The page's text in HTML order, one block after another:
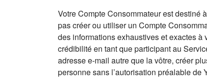
Votre Compte Consommateur est destiné
pas créer ou utiliser un Compte
des informations exhaustives et exactes
crédibilité en tant que participant au
adresse e-mail autre que la vôtre, créer
personne sans l’autorisation préalable de